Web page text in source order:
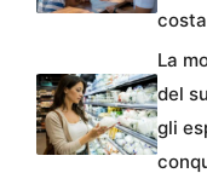
La
del
gli